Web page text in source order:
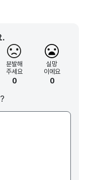
.
분발해
주세요
0
실망
이에요
0